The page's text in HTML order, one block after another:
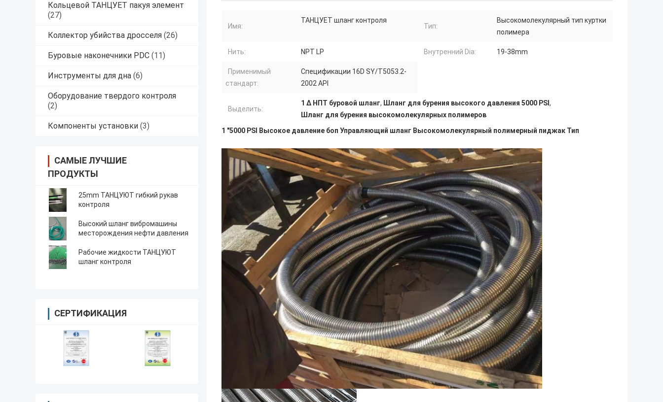
Кольцевой ТАНЦУЕТ пакуя элемент
(27)
Коллектор убийства дросселя (26)
Буровые наконечники PDC (11)
Инструменты для дна (6)
Оборудование твердого контроля
(2)
Компоненты установки (3)
САМЫЕ ЛУЧШИЕ
ПРОДУКТЫ
25mm ТАНЦУЮТ гибкий рукав
контроля
Высокий шланг вибромашины
месторождения нефти давления
Рабочие жидкости ТАНЦУЮТ
шланг контроля
СЕРТИФИКАЦИЯ
Имя:
ТАНЦУЕТ шланг контроля
Тип:
Высокомолекулярный тип куртки
полимера
Нить: NPT LP Внутренний Dia: 19-38mm
Применимый
стандарт:
Спецификации 16D SY/T5053.2-
2002 API
Выделить:
1 ∆ НПТ буровой шланг, Шланг для бурения высокого давления 5000 PSI ,
Шланг для бурения высокомолекулярных полимеров
1 "5000 PSI Высокое давление боп Управляющий шланг Высокомолекулярный полимерный пиджак Тип